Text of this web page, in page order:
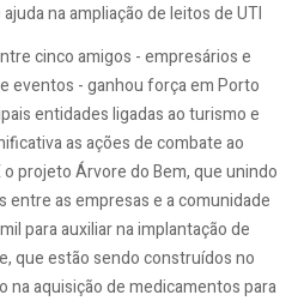
na ampliação de leitos de UTI
cinco amigos - empresários e
eventos - ganhou força em Porto
entidades ligadas ao turismo e
as ações de combate ao
projeto Árvore do Bem, que unindo
as empresas e a comunidade
para auxiliar na implantação de
que estão sendo construídos no
na aquisição de medicamentos para